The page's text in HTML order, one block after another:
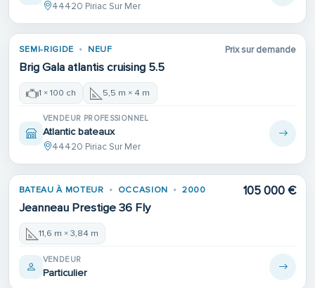
44420 Piriac Sur Mer
SEMI-RIGIDE NEUF
Brig Gala atlantis cruising 5.5
Prix sur demande
1 × 100 ch 5,5 m × 4 m
VENDEUR PROFESSIONNEL
Atlantic bateaux
44420 Piriac Sur Mer
BATEAU À MOTEUR OCCASION 2000
Jeanneau Prestige 36 Fly
105 000 €
11,6 m × 3,84 m
VENDEUR
Particulier